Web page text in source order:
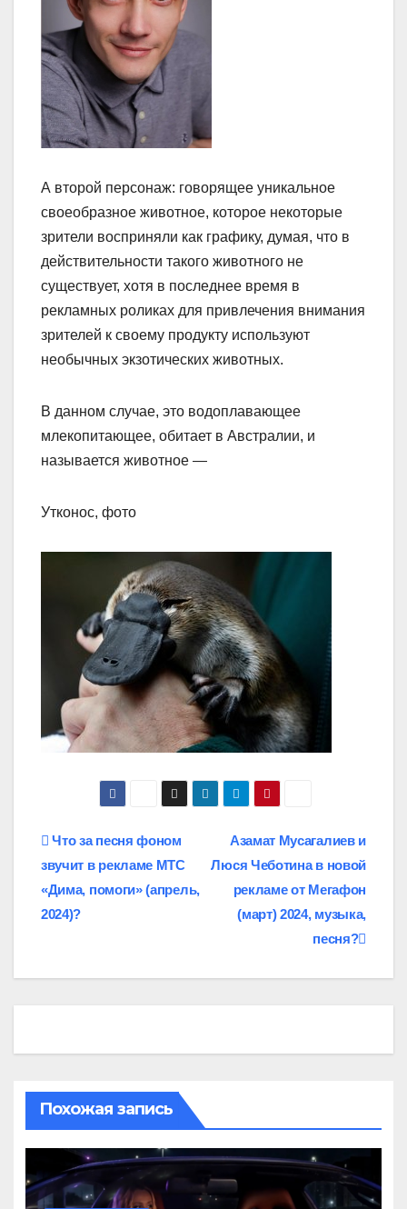
А второй персонаж: говорящее уникальное
своеобразное животное, которое некоторые
зрители восприняли как графику, думая, что в
действительности такого животного не
существует, хотя в последнее время в
рекламных роликах для привлечения внимания
зрителей к своему продукту используют
необычных экзотических животных.
В данном случае, это водоплавающее
млекопитающее, обитает в Австралии, и
называется животное —
Утконос, фото
Навигация
по
записям
Азамат Мусагалиев и
Люся Чеботина в новой
рекламе от Мегафон
(март) 2024, музыка,
песня?
Что за песня фоном
звучит в рекламе МТС
«Дима, помоги» (апрель,
2024)?
Похожая запись